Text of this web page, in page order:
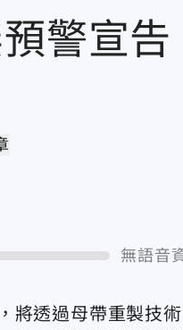
警宣
無語音
將透過母帶重製技